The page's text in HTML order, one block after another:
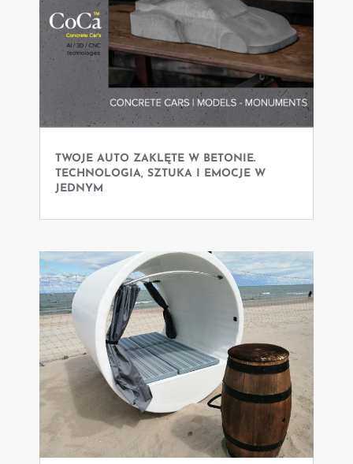
TWOJE AUTO ZAKLĘTE W BETONIE.
TECHNOLOGIA, SZTUKA I EMOCJE W
JEDNYM